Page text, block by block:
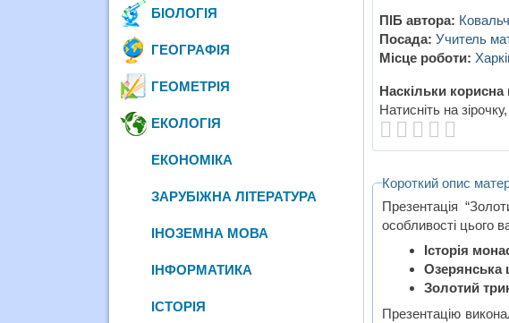
ПІБ автора:
Посада: Учитель
Місце роботи:
Наскільки корисна
Натисніть на
Короткий опис
Презентація
особливості цього
Історія
Озерянська
Золотий
Презентацію
БІОЛОГІЯ
ГЕОГРАФІЯ
ГЕОМЕТРІЯ
ЕКОЛОГІЯ
ЕКОНОМІКА
ЗАРУБІЖНА ЛІТЕРАТУРА
ІНОЗЕМНА МОВА
ІНФОРМАТИКА
ІСТОРІЯ